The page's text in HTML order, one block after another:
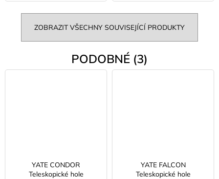
ZOBRAZIT VŠECHNY SOUVISEJÍCÍ PRODUKTY
PODOBNÉ (3)
YATE CONDOR
Teleskopické hole
YATE FALCON
Teleskopické hole